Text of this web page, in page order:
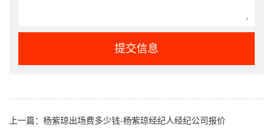
提交信息
上一篇： 杨紫琼出场费多少钱-杨紫琼经纪人经纪公司报价